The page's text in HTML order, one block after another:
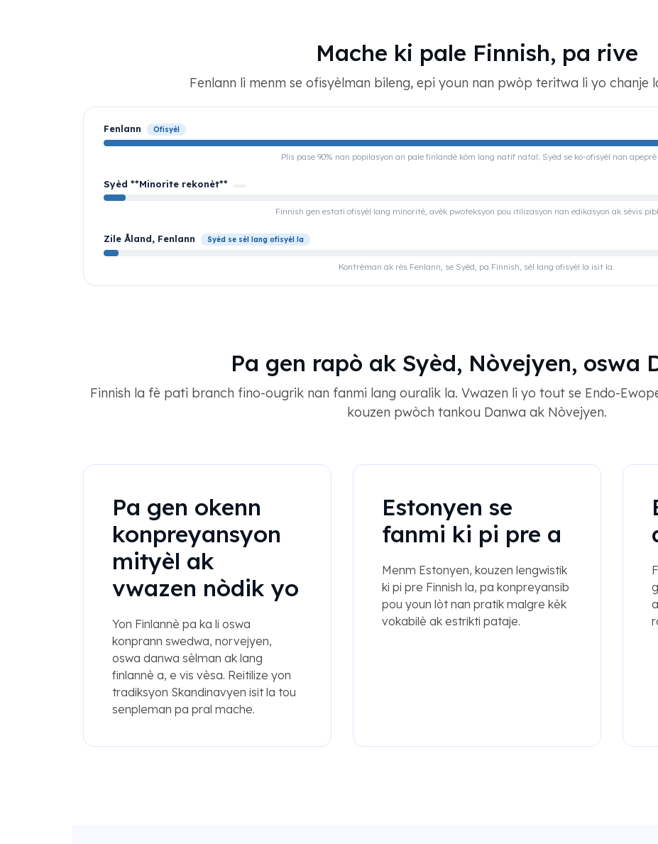
Mache ki pale Finnish, pa rive
Fenlann li menm se ofisyèlman bileng, epi youn nan pwòp teritwa li yo chanje
Fenlann Ofisyèl
Plis pase 90% nan popilasyon an pale finlandè kòm lang natif natal; Syèd se ko-ofisyèl nan apeprè
Syèd **Minorite rekonèt**
Finnish gen estati ofisyèl lang minoritè, avèk pwoteksyon pou itilizasyon nan edikasyon ak sèvis
Zile Åland, Fenlann Syèd se sèl lang ofisyèl la
Kontrèman ak rès Fenlann, se Syèd, pa Finnish, sèl lang ofisyèl la isit la.
Pa gen rapò ak Syèd, Nòvejyen, oswa
Finnish la fè pati branch fino-ougrik nan fanmi lang ouralik la. Vwazen li yo tout se Endo-
kouzen pwòch tankou Danwa ak Nòvejyen.
Pa gen okenn
konpreyansyon
mityèl ak
vwazen nòdik yo
Yon Finlannè pa ka li oswa
konprann swedwa, norvejyen,
oswa danwa sèlman ak lang
finlannè a, e vis vèsa. Reitilize yon
tradiksyon Skandinavyen isit la tou
senpleman pa pral mache.
Estonyen se
fanmi ki pi pre a
Menm Estonyen, kouzen lengwistik
ki pi pre Finnish la, pa konpreyansib
pou youn lòt nan pratik malgre kèk
vokabilè ak estrikti pataje.